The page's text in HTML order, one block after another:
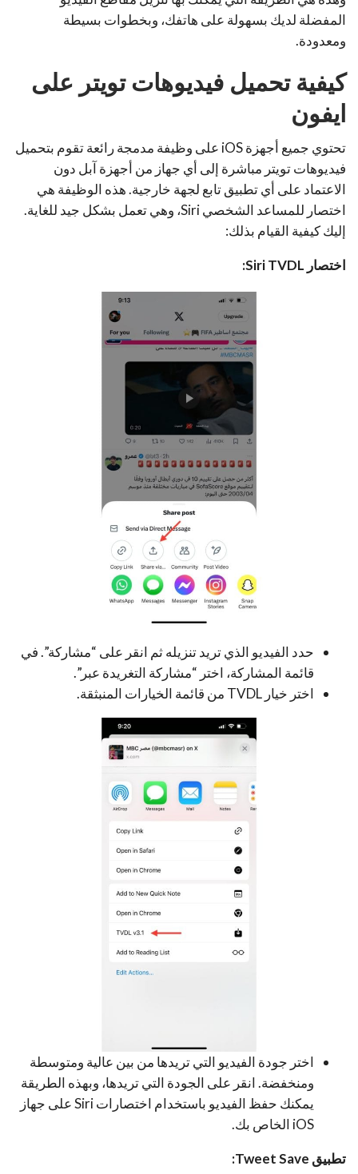
المفضلة لديك بسهولة على هاتفك، وبخطوات بسيطة
ومعدودة.
كيفية تحميل فيديوهات تويتر على
ايفون
تحتوي جميع أجهزة iOS على وظيفة مدمجة رائعة تقوم بتحميل
فيديوهات تويتر مباشرة إلى أي جهاز من أجهزة آبل دون
الاعتماد على أي تطبيق تابع لجهة خارجية. هذه الوظيفة هي
اختصار للمساعد الشخصي Siri، وهي تعمل بشكل جيد للغاية.
إليك كيفية القيام بذلك:
اختصار Siri TVDL:
حدد الفيديو الذي تريد تنزيله ثم انقر على “مشاركة”. في
قائمة المشاركة، اختر “مشاركة التغريدة عبر”.
اختر خيار TVDL من قائمة الخيارات المنبثقة.
اختر جودة الفيديو التي تريدها من بين عالية ومتوسطة
ومنخفضة. انقر على الجودة التي تريدها، وبهذه الطريقة
يمكنك حفظ الفيديو باستخدام اختصارات Siri على جهاز
iOS الخاص بك.
تطبيق Tweet Save: